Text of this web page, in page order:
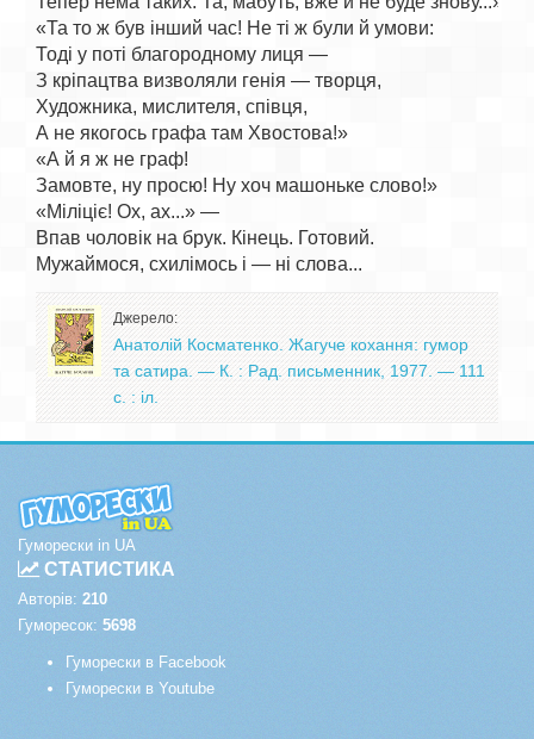
«Та то ж був інший час! Не ті ж були й умови:
Тоді у поті благородному лиця —
З кріпацтва визволяли генія — творця,
Художника, мислителя, співця,
А не якогось графа там Хвостова!»
«А й я ж не граф!
Замовте, ну просю! Ну хоч машоньке слово!»
«Міліціє! Ох, ах...» —
Впав чоловік на брук. Кінець. Готовий.
Джерело:
Анатолій Косматенко. Жагуче кохання: гумор
та сатира. — К. : Рад. письменник, 1977. — 111
с. : іл.
Гуморески in UA
СТАТИСТИКА
Авторів: 210
Гуморесок: 5698
Гуморески в Facebook
Гуморески в Youtube